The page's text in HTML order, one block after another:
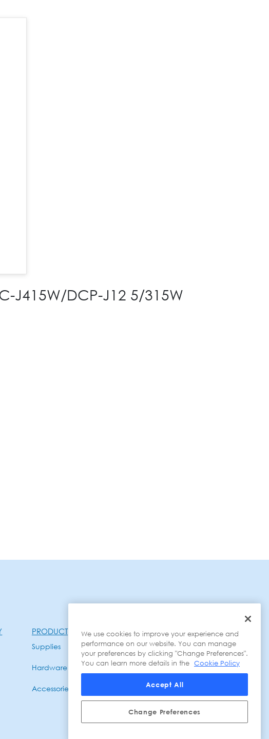
J415W/DCP-J12 5/315W
PRODUCT
Supplies
Hardware
Accessories
Ink Cartride
Gadget
We use cookies to improve your experience and
performance on our website. You can manage
your preferences by clicking "Change Preferences".
You can learn more details in the Cookie Policy
Accept All
Change Preferences